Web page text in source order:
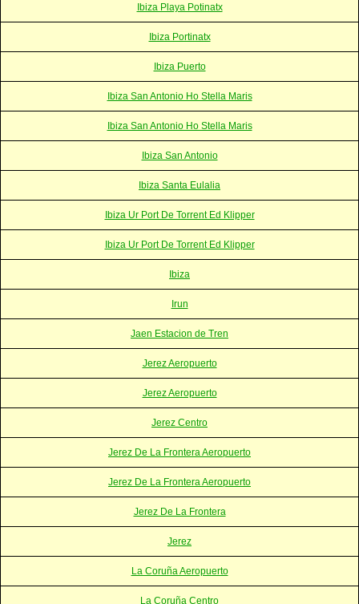
Ibiza Playa Potinatx
Ibiza Portinatx
Ibiza Puerto
Ibiza San Antonio Ho Stella Maris
Ibiza San Antonio Ho Stella Maris
Ibiza San Antonio
Ibiza Santa Eulalia
Ibiza Ur Port De Torrent Ed Klipper
Ibiza Ur Port De Torrent Ed Klipper
Ibiza
Irun
Jaen Estacion de Tren
Jerez Aeropuerto
Jerez Aeropuerto
Jerez Centro
Jerez De La Frontera Aeropuerto
Jerez De La Frontera Aeropuerto
Jerez De La Frontera
Jerez
La Coruña Aeropuerto
La Coruña Centro